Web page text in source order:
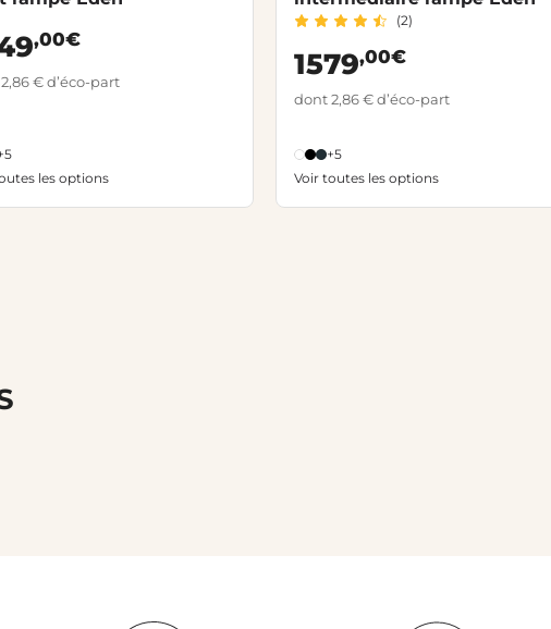
,00€
€ d’éco-part
les options
(2)
1579,00€
dont 2,86 € d’éco-part
+5
Voir toutes les options